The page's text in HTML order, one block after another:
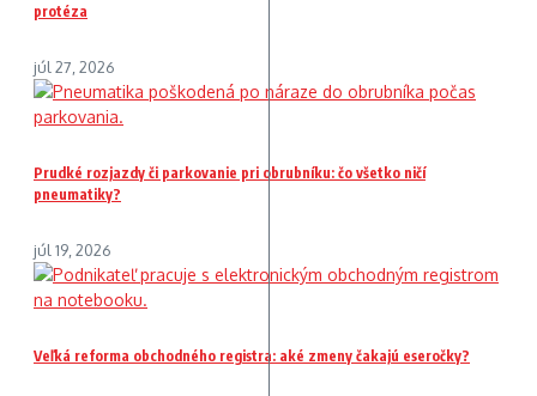
protéza
júl 27, 2026
Prudké rozjazdy či parkovanie pri obrubníku: čo všetko ničí
pneumatiky?
júl 19, 2026
Veľká reforma obchodného registra: aké zmeny čakajú eseročky?